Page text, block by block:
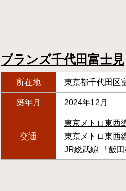
ブランズ千代田富士見
所在地 東京都千代田区
築年月 2024年12月
交通
東京メトロ東西
東京メトロ東西
JR総武線 「 飯